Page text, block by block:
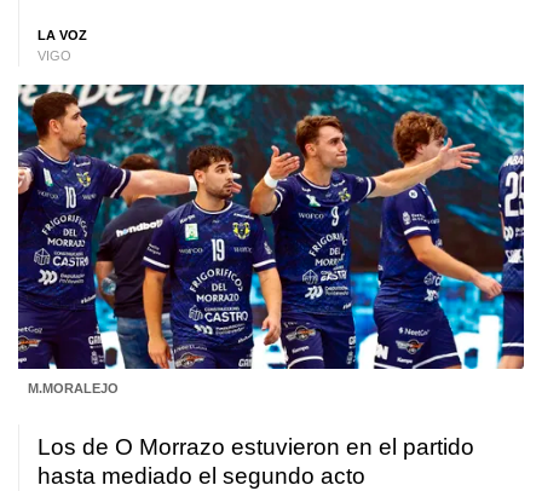
LA VOZ
VIGO
M.MORALEJO
Los de O Morrazo estuvieron en el partido
hasta mediado el segundo acto